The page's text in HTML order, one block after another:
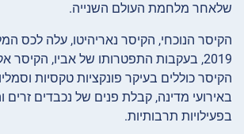
שלאחר מלחמת העולם השנייה.
2019, בעקבות התפטרותו של אביו, הקיסר
הקיסר כוללים בעיקר פונקציות טקסיות
באירועי מדינה, קבלת פנים של נכבדים
בפעילויות תרבותיות.